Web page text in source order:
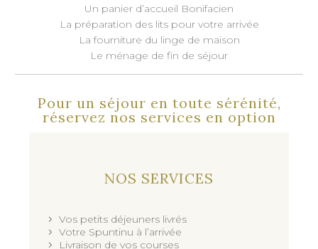
Un panier d’accueil Bonifacien
La préparation des lits pour votre arrivée
La fourniture du linge de maison
Le ménage de fin de séjour
Pour un séjour en toute sérénité,
réservez nos services en option
NOS SERVICES
Vos petits déjeuners livrés
Votre Spuntinu à l’arrivée
Livraison de vos courses